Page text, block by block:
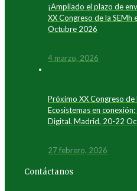
¡Ampliado el plazo de
XX Congreso de la
Octubre 2026
4 marzo, 2026
Próximo XX Congreso de
Ecosistemas en
Digital. Madrid, 20-22
27 febrero, 2026
Contáctanos